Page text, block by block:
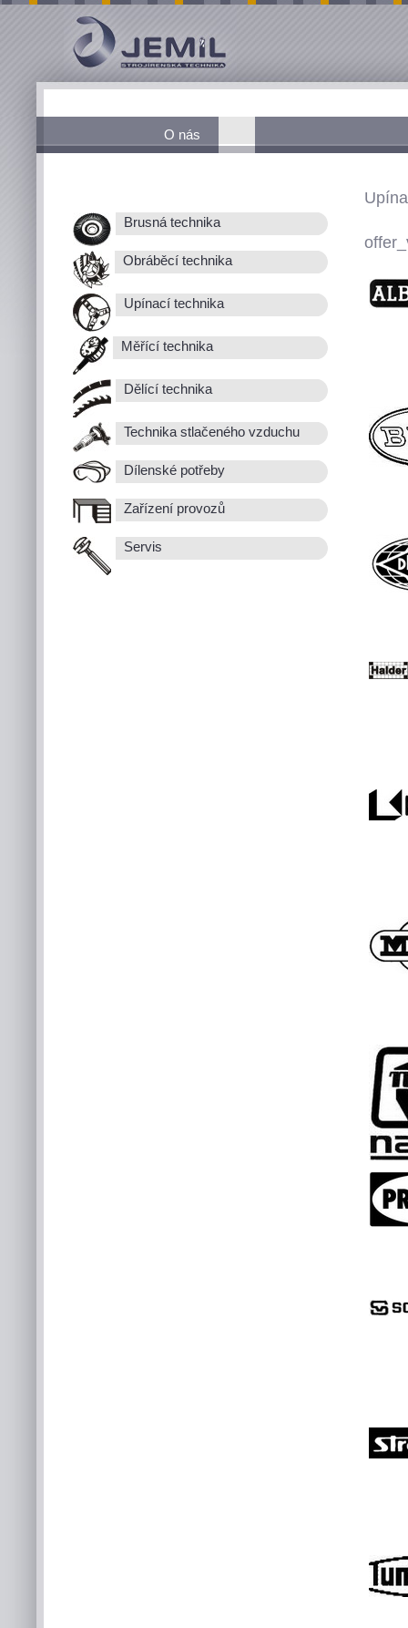
O nás
Brusná technika
Obráběcí technika
Upínací technika
Měřící technika
Dělící technika
Technika stlačeného vzduchu
Dílenské potřeby
Zařízení provozů
Servis